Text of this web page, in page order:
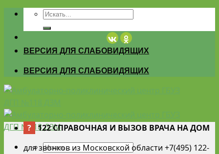
Skip
content
ВЕРСИЯ ДЛЯ СЛАБОВИДЯЩИХ
ВЕРСИЯ ДЛЯ СЛАБОВИДЯЩИХ
? 122 СПРАВОЧНАЯ И ВЫЗОВ ВРАЧА НА ДОМ
для звонков из Московской области +7(495) 122-